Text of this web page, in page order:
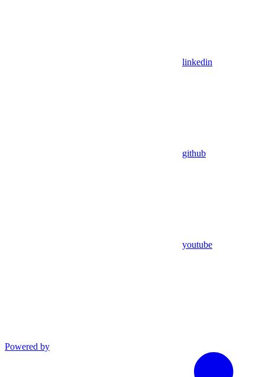
linkedin
github
youtube
Powered by